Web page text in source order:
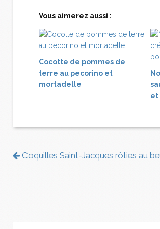
Vous aimerez aussi :
Cocotte de pommes de
terre au pecorino et
mortadelle
et
Coquilles Saint-Jacques rôties au